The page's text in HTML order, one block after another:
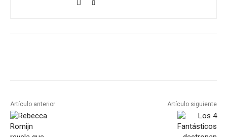
Artículo anterior Artículo siguiente